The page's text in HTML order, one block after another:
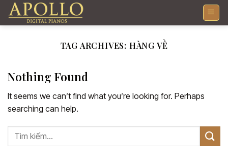
Skip
TAG ARCHIVES: HÀNG VỀ
Nothing Found
It seems we can’t find what you’re looking for. Perhaps
searching can help.